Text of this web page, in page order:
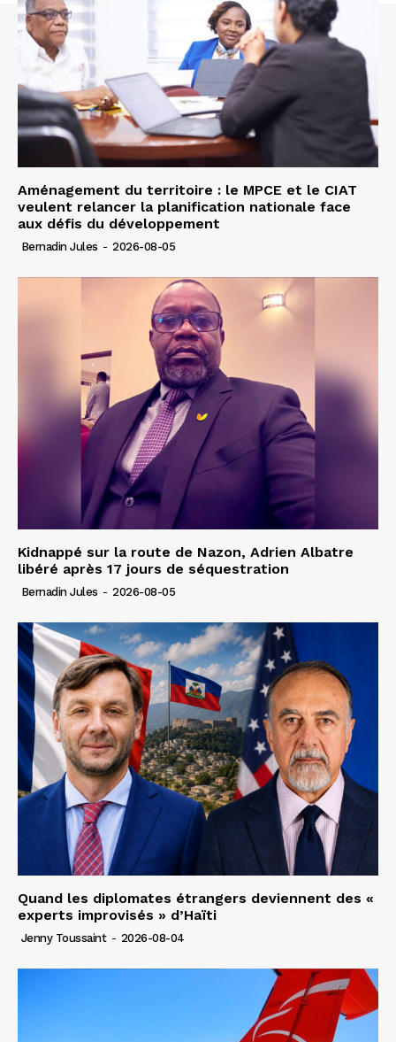
Aménagement du territoire : le MPCE et le CIAT
veulent relancer la planification nationale face
aux défis du développement
Bernadin Jules - 2026-08-05
Kidnappé sur la route de Nazon, Adrien Albatre
libéré après 17 jours de séquestration
Bernadin Jules - 2026-08-05
Quand les diplomates étrangers deviennent des «
experts improvisés » d’Haïti
Jenny Toussaint - 2026-08-04